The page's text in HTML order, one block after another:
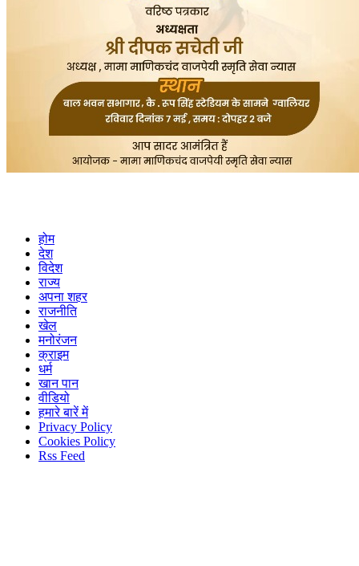
होम
देश
विदेश
राज्य
अपना शहर
राजनीति
खेल
मनोरंजन
क्राइम
धर्म
खान पान
वीडियो
हमारे बारें में
Privacy Policy
Cookies Policy
Rss Feed